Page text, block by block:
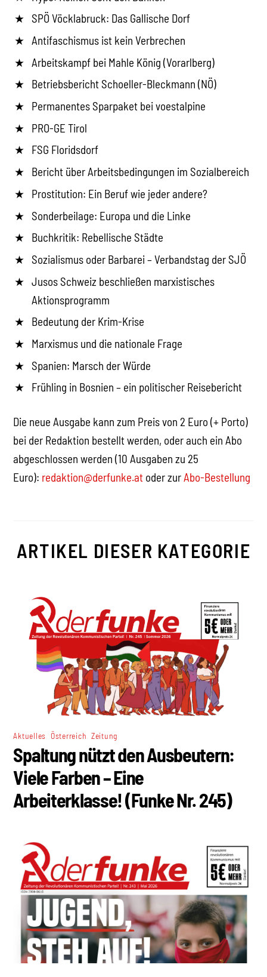
SPÖ Vöcklabruck: Das Gallische Dorf
Antifaschismus ist kein Verbrechen
Arbeitskampf bei Mahle König (Vorarlberg)
Betriebsbericht Schoeller-Bleckmann (NÖ)
Permanentes Sparpaket bei voestalpine
PRO-GE Tirol
FSG Floridsdorf
Bericht über Arbeitsbedingungen im Sozialbereich
Prostitution: Ein Beruf wie jeder andere?
Sonderbeilage: Europa und die Linke
Buchkritik: Rebellische Städte
Sozialismus oder Barbarei – Verbandstag der SJÖ
Jusos Schweiz beschließen marxistisches
Aktionsprogramm
Bedeutung der Krim-Krise
Marxismus und die nationale Frage
Spanien: Marsch der Würde
Frühling in Bosnien – ein politischer Reisebericht
Die neue Ausgabe kann zum Preis von 2 Euro (+ Porto)
bei der Redaktion bestellt werden, oder auch ein Abo
abgeschlossen werden (10 Ausgaben zu 25
Euro): redaktion@derfunke.at oder zurAbo-Bestellung
ARTIKEL DIESER KATEGORIE
Aktuelles Österreich Zeitung
Spaltung nützt den Ausbeutern:
Viele Farben – Eine
Arbeiterklasse! (Funke Nr. 245)